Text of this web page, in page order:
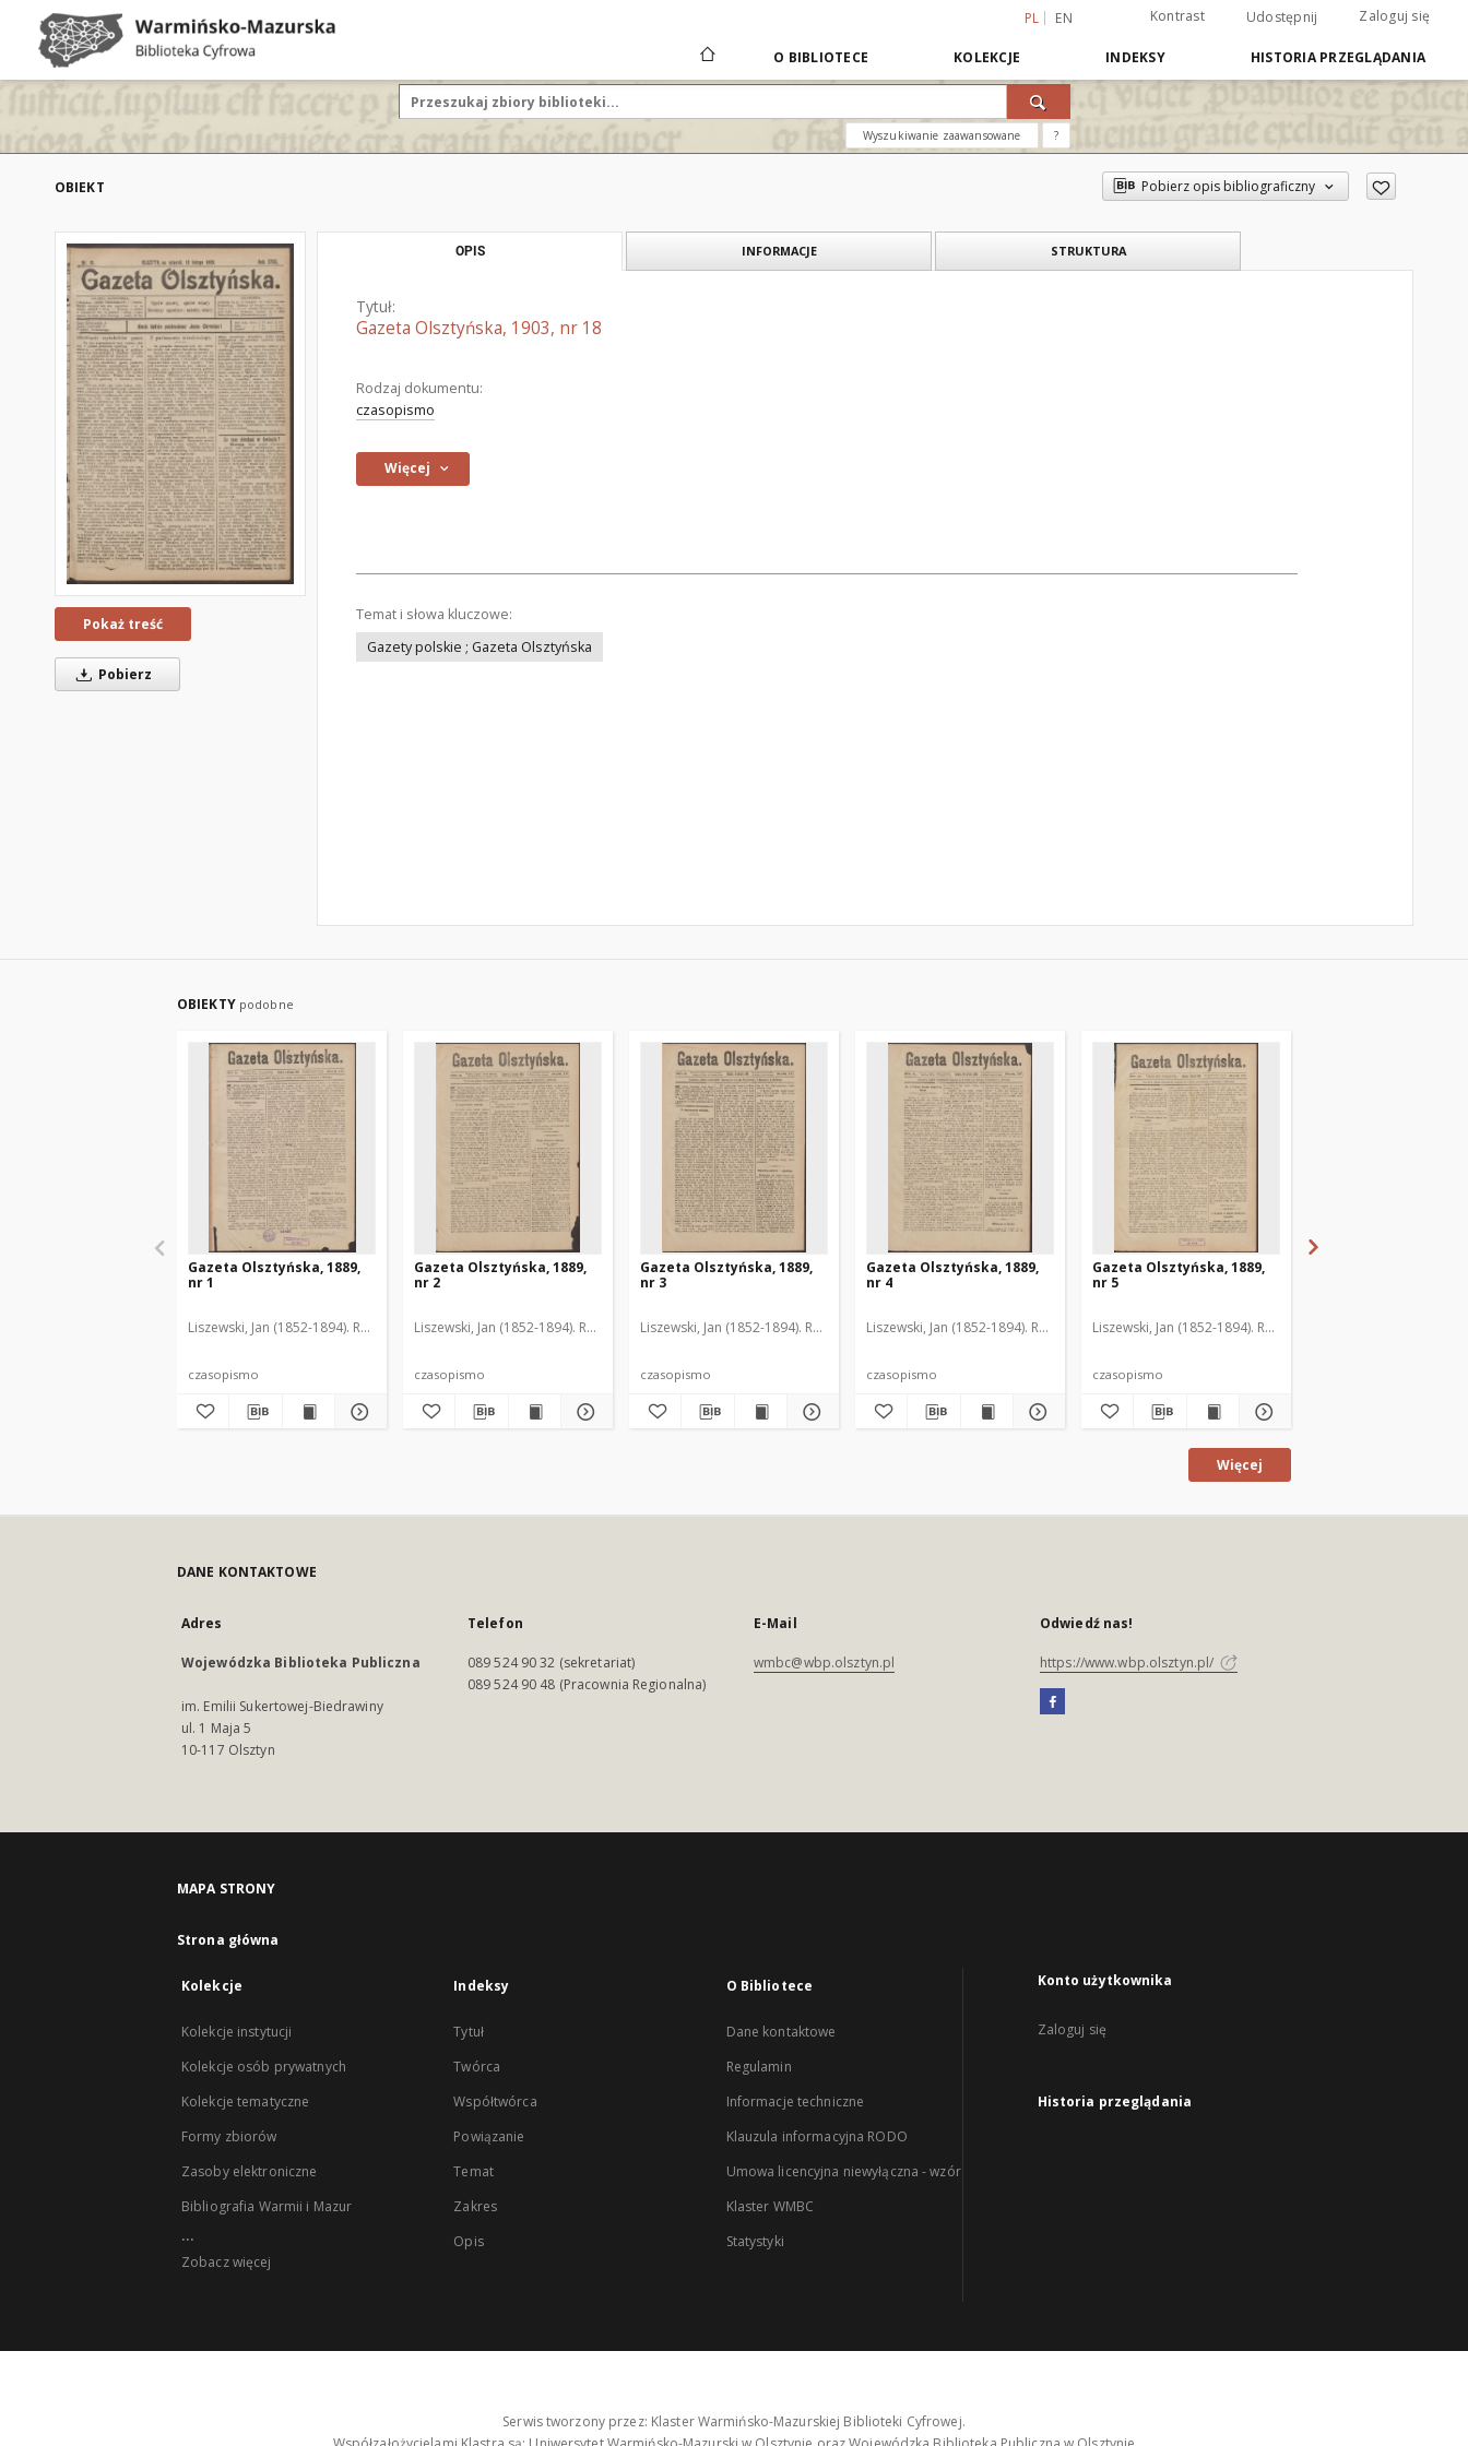
PL EN Kontrast Udostępnij Zaloguj się
O BIBLIOTECE KOLEKCJE INDEKSY HISTORIA PRZEGLĄDANIA
Wyszukiwanie zaawansowane ?
OBIEKT Pobierz opis bibliograficzny
Pokaż treść
Pobierz
OPIS INFORMACJE STRUKTURA
Tytuł:
Gazeta Olsztyńska, 1903, nr 18
Rodzaj dokumentu:
czasopismo
Więcej
Temat i słowa kluczowe:
Gazety polskie ; Gazeta Olsztyńska
OBIEKTY podobne
Gazeta Olsztyńska, 1889,
nr 1
Liszewski, Jan (1852-1894). Red.
czasopismo
Gazeta Olsztyńska, 1889,
nr 2
Liszewski, Jan (1852-1894). Red.
czasopismo
Gazeta Olsztyńska, 1889,
nr 3
Liszewski, Jan (1852-1894). Red.
czasopismo
Gazeta Olsztyńska, 1889,
nr 4
Liszewski, Jan (1852-1894). Red.
czasopismo
Gazeta Olsztyńska, 1889,
nr 5
Liszewski, Jan (1852-1894). Red.
czasopismo
Więcej
DANE KONTAKTOWE
Adres
Wojewódzka Biblioteka Publiczna
im. Emilii Sukertowej-Biedrawiny
ul. 1 Maja 5
10-117 Olsztyn
Telefon
089 524 90 32 (sekretariat)
089 524 90 48 (Pracownia Regionalna)
E-Mail
wmbc@wbp.olsztyn.pl
Odwiedź nas!
https://www.wbp.olsztyn.pl/
MAPA STRONY
Strona główna
Kolekcje
Kolekcje instytucji
Kolekcje osób prywatnych
Kolekcje tematyczne
Formy zbiorów
Zasoby elektroniczne
Bibliografia Warmii i Mazur
...
Zobacz więcej
Indeksy
Tytuł
Twórca
Współtwórca
Powiązanie
Temat
Zakres
Opis
O Bibliotece
Dane kontaktowe
Regulamin
Informacje techniczne
Klauzula informacyjna RODO
Umowa licencyjna niewyłączna - wzór
Klaster WMBC
Statystyki
Konto użytkownika
Zaloguj się
Historia przeglądania
Serwis tworzony przez: Klaster Warmińsko-Mazurskiej Biblioteki Cyfrowej.